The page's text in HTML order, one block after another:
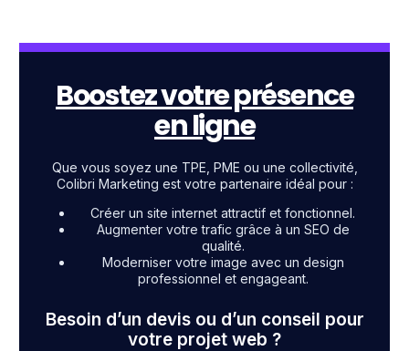
Boostez votre présence
en ligne
Que vous soyez une TPE, PME ou une collectivité,
Colibri Marketing est votre partenaire idéal pour :
Créer un site internet attractif et fonctionnel.
Augmenter votre trafic grâce à un SEO de
qualité.
Moderniser votre image avec un design
professionnel et engageant.
Besoin d’un devis ou d’un conseil pour
votre projet web ?